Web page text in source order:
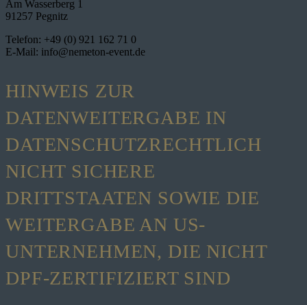
Am Wasserberg 1
91257 Pegnitz
Telefon: +49 (0) 921 162 71 0
E-Mail: info@nemeton-event.de
HINWEIS ZUR
DATENWEITERGABE IN
DATENSCHUTZRECHTLICH
NICHT SICHERE
DRITTSTAATEN SOWIE DIE
WEITERGABE AN US-
UNTERNEHMEN, DIE NICHT
DPF-ZERTIFIZIERT SIND